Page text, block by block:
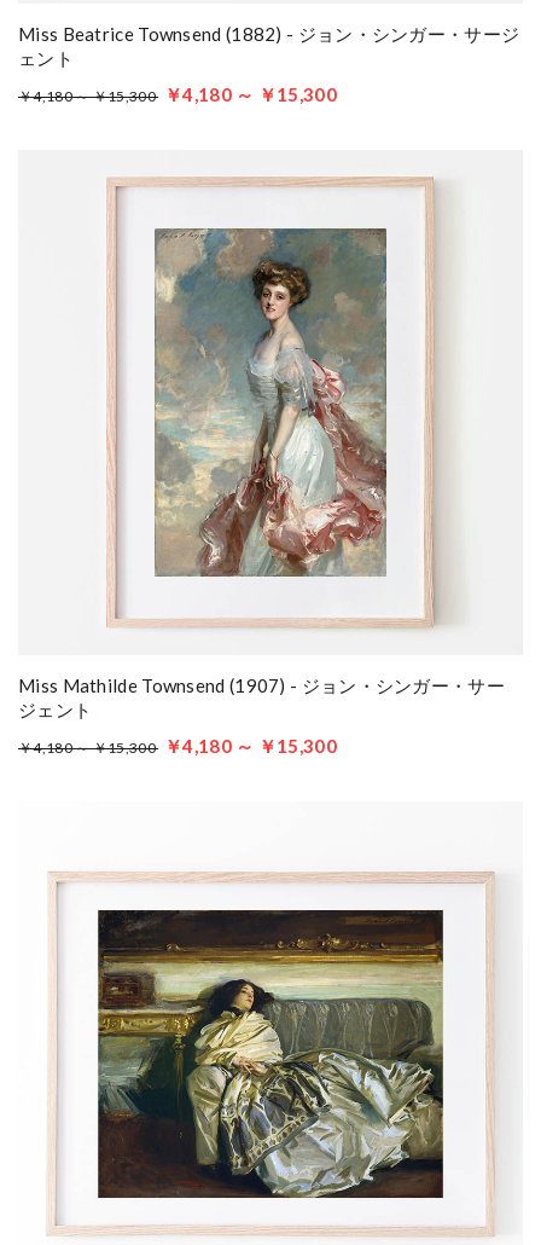
Miss Beatrice Townsend (1882) - ジョン・シンガー・サージ
ェント
￥4,180 ～ ￥15,300 ￥4,180 ～ ￥15,300
Miss Mathilde Townsend (1907) - ジョン・シンガー・サー
ジェント
￥4,180 ～ ￥15,300 ￥4,180 ～ ￥15,300